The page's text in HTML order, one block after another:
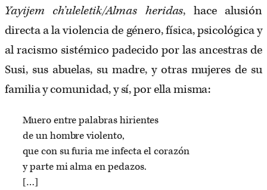
Yayijem ch’uleletik/Almas heridas, hace alusión
directa a la violencia de género, física, psicológica y
al racismo sistémico padecido por las ancestras de
Susi, sus abuelas, su madre, y otras mujeres de su
familia y comunidad, y sí, por ella misma:
Muero entre palabras hirientes
de un hombre violento,
que con su furia me infecta el corazón
y parte mi alma en pedazos.
[…]